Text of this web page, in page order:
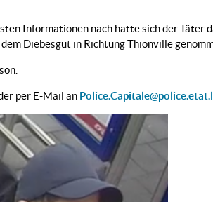
Informationen nach hatte sich der Täter
Diebesgut in Richtung Thionville
per E-Mail an